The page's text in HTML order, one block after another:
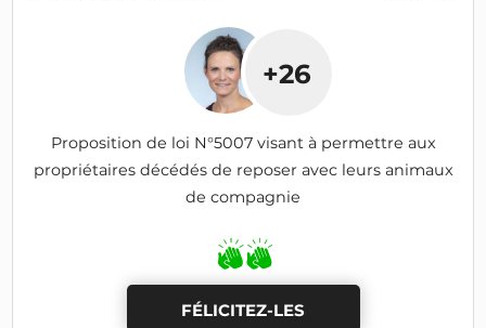
+26
Proposition de loi N°5007 visant à permettre aux
propriétaires décédés de reposer avec leurs animaux
de compagnie
FÉLICITEZ-LES